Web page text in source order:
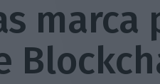
marca